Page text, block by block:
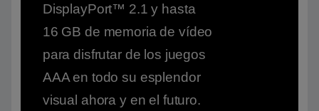
DisplayPort™ 2.1 y hasta
16 GB de memoria de vídeo
para disfrutar de los juegos
AAA en todo su esplendor
visual ahora y en el futuro.